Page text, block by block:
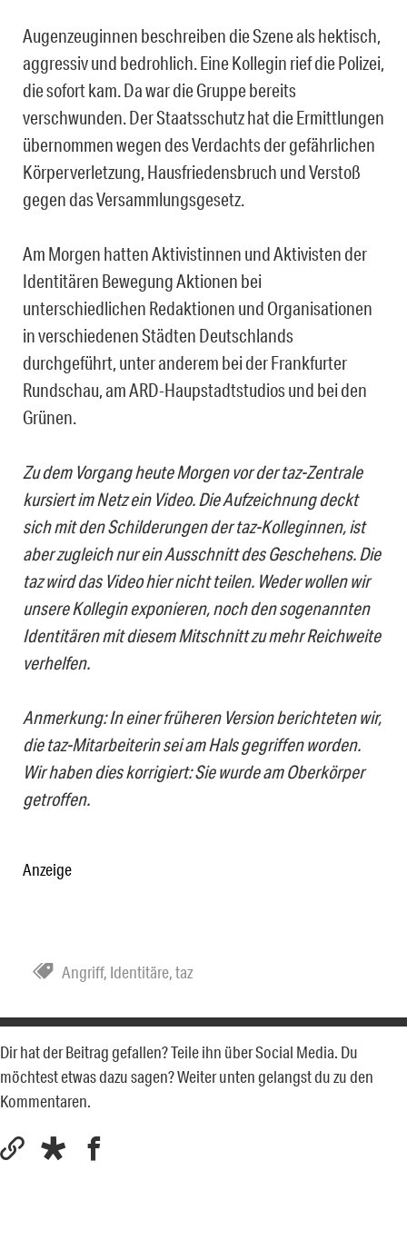
Augenzeuginnen beschreiben die Szene als hektisch,
aggressiv und bedrohlich. Eine Kollegin rief die Polizei,
die sofort kam. Da war die Gruppe bereits
verschwunden. Der Staatsschutz hat die Ermittlungen
übernommen wegen des Verdachts der gefährlichen
Körperverletzung, Hausfriedensbruch und Verstoß
gegen das Versammlungsgesetz.
Am Morgen hatten Aktivistinnen und Aktivisten der
Identitären Bewegung Aktionen bei
unterschiedlichen Redaktionen und Organisationen
in verschiedenen Städten Deutschlands
durchgeführt, unter anderem bei der Frankfurter
Rundschau, am ARD-Haupstadtstudios und bei den
Grünen.
Zu dem Vorgang heute Morgen vor der taz-Zentrale
kursiert im Netz ein Video. Die Aufzeichnung deckt
sich mit den Schilderungen der taz-Kolleginnen, ist
aber zugleich nur ein Ausschnitt des Geschehens. Die
taz wird das Video hier nicht teilen. Weder wollen wir
unsere Kollegin exponieren, noch den sogenannten
Identitären mit diesem Mitschnitt zu mehr Reichweite
verhelfen.
Anmerkung: In einer früheren Version berichteten wir,
die taz-Mitarbeiterin sei am Hals gegriffen worden.
Wir haben dies korrigiert: Sie wurde am Oberkörper
getroffen.
Anzeige
Angriff, Identitäre,taz
Dir hat der Beitrag gefallen? Teile ihn über Social Media. Du
möchtest etwas dazu sagen? Weiter unten gelangst du zu den
Kommentaren.